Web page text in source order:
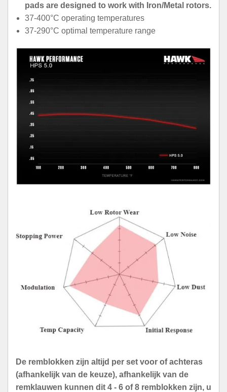
pads are designed to work with Iron/Metal rotors.
37-400°C operating temperatures
37-290°C optimal temperature range
De remblokken zijn altijd per set voor of achteras
(afhankelijk van de keuze), afhankelijk van de
remklauwen kunnen dit 4 - 6 of 8 remblokken zijn, u